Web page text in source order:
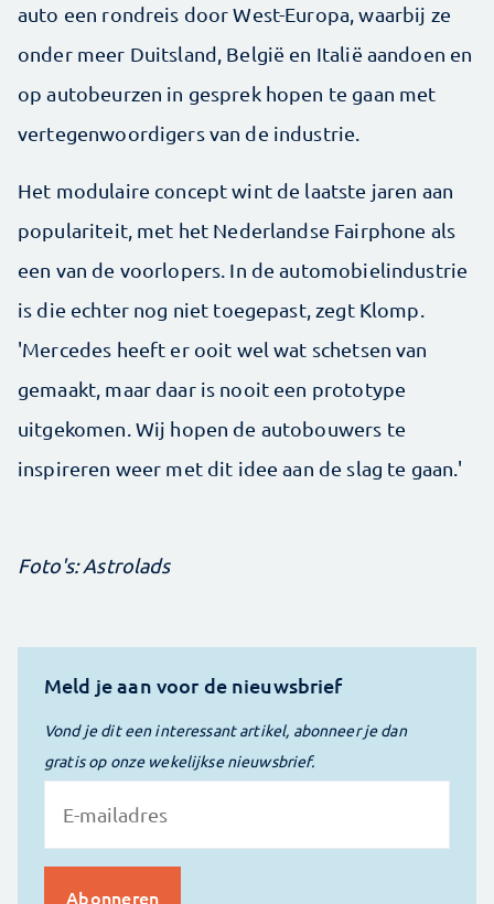
auto een rondreis door West-Europa, waarbij ze
onder meer Duitsland, België en Italië aandoen en
op autobeurzen in gesprek hopen te gaan met
vertegenwoordigers van de industrie.
Het modulaire concept wint de laatste jaren aan
populariteit, met het Nederlandse Fairphone als
een van de voorlopers. In de automobielindustrie
is die echter nog niet toegepast, zegt Klomp.
'Mercedes heeft er ooit wel wat schetsen van
gemaakt, maar daar is nooit een prototype
uitgekomen. Wij hopen de autobouwers te
inspireren weer met dit idee aan de slag te gaan.'
Foto's: Astrolads
Meld je aan voor de nieuwsbrief
Vond je dit een interessant artikel, abonneer je dan
gratis op onze wekelijkse nieuwsbrief.